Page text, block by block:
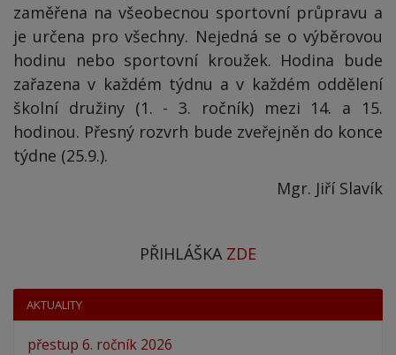
zaměřena na všeobecnou sportovní průpravu a
je určena pro všechny. Nejedná se o výběrovou
hodinu nebo sportovní kroužek. Hodina bude
zařazena v každém týdnu a v každém oddělení
školní družiny (1. - 3. ročník) mezi 14. a 15.
hodinou. Přesný rozvrh bude zveřejněn do konce
týdne (25.9.).
Mgr. Jiří Slavík
PŘIHLÁŠKA ZDE
AKTUALITY
přestup 6. ročník 2026